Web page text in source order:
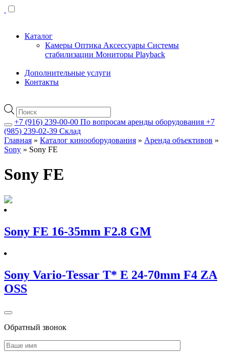
Каталог
Камеры Оптика Аксессуары Системы
стабилизации Мониторы Playback
Дополнительные услуги
Контакты
Поиск
товаров
+7 (916) 239-00-00 По вопросам аренды оборудования +7
(985) 239-02-39 Склад
Главная » Каталог кинооборудования » Аренда объективов »
Sony » Sony FE
Sony FE
Sony FE 16-35mm F2.8 GM
Sony Vario-Tessar T* E 24-70mm F4 ZA
OSS
Обратный звонок